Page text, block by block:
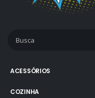
ACESSÓRIOS
COZINHA